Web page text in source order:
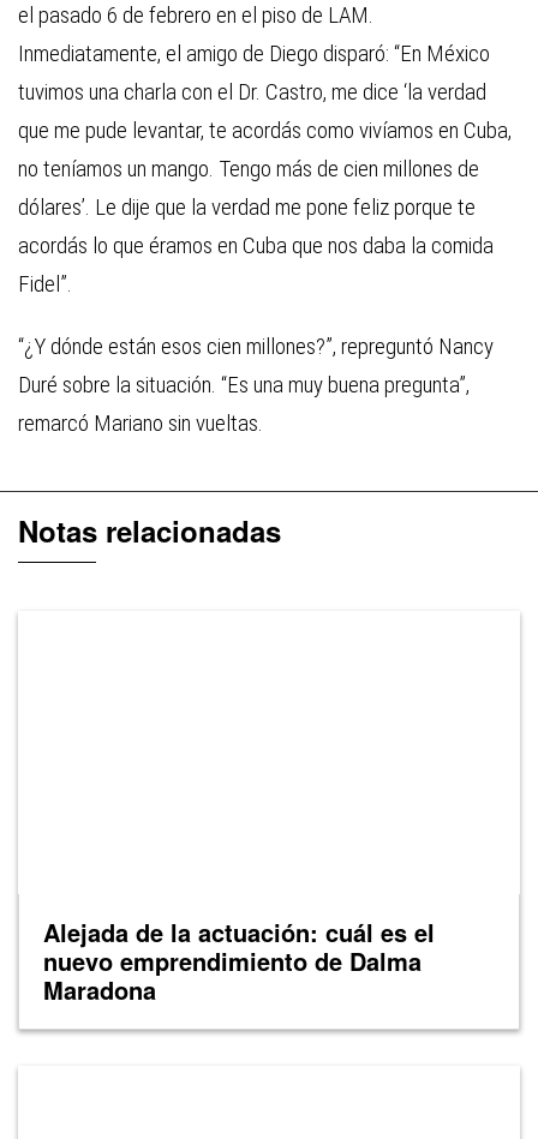
el pasado 6 de febrero en el piso de LAM.
Inmediatamente, el amigo de Diego disparó: “En México
tuvimos una charla con el Dr. Castro, me dice ‘la verdad
que me pude levantar, te acordás como vivíamos en Cuba,
no teníamos un mango. Tengo más de cien millones de
dólares’. Le dije que la verdad me pone feliz porque te
acordás lo que éramos en Cuba que nos daba la comida
Fidel”.
“¿Y dónde están esos cien millones?”, repreguntó Nancy
Duré sobre la situación. “Es una muy buena pregunta”,
remarcó Mariano sin vueltas.
Notas relacionadas
Alejada de la actuación: cuál es el
nuevo emprendimiento de Dalma
Maradona